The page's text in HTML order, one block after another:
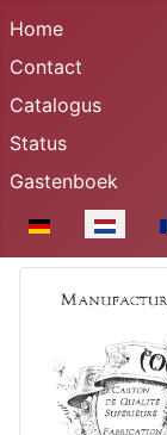
Home
Contact
Catalogus
Status
Gastenboek
Selecteer de taal